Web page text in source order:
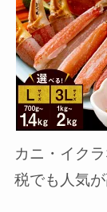
カニ・イク
税でも人気が